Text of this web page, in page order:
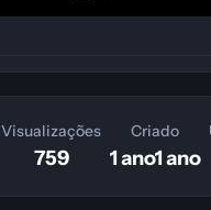
Visualizações
759
Criado
1 ano1 ano